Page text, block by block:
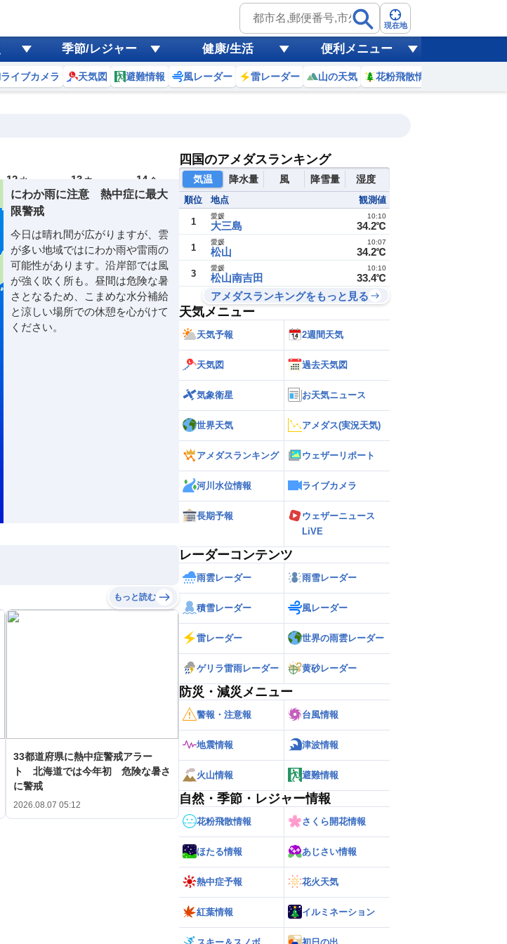
現在地
季節/レジャー 健康/生活 便利メニュー
ライブカメラ 天気図 避難情報 風レーダー 雷レーダー 山の天気 花粉飛散情報
12 水 13 木 14 金
にわか雨に注意 熱中症に最大
限警戒
今日は晴れ間が広がりますが、雲
が多い地域ではにわか雨や雷雨の
可能性があります。沿岸部では風
が強く吹く所も。昼間は危険な暑
さとなるため、こまめな水分補給
と涼しい場所での休憩を心がけて
ください。
もっと読む
33都道府県に熱中症警戒アラー
ト 北海道では今年初 危険な暑さ
に警戒
2026.08.07 05:12
四国のアメダスランキング
気温 降水量 風 降雪量 湿度
順位 地点 観測値
1 大三島
愛媛
34.2℃
10:10
1 松山
愛媛
34.2℃
10:07
3 松山南吉田
愛媛
33.4℃
10:10
アメダスランキングをもっと見る
天気メニュー
天気予報 2週間天気
天気図 過去天気図
気象衛星 お天気ニュース
世界天気 アメダス(実況天気)
アメダスランキング ウェザーリポート
河川水位情報 ライブカメラ
長期予報
ウェザーニュース
LiVE
レーダーコンテンツ
雨雲レーダー 雨雪レーダー
積雪レーダー 風レーダー
雷レーダー 世界の雨雲レーダー
ゲリラ雷雨レーダー 黄砂レーダー
防災・減災メニュー
警報・注意報 台風情報
地震情報 津波情報
火山情報 避難情報
自然・季節・レジャー情報
花粉飛散情報 さくら開花情報
ほたる情報 あじさい情報
熱中症予報 花火天気
紅葉情報 イルミネーション